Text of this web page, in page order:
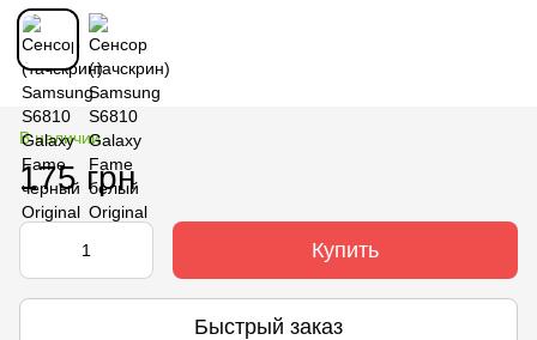
В наличии
175 грн
Купить
Быстрый заказ